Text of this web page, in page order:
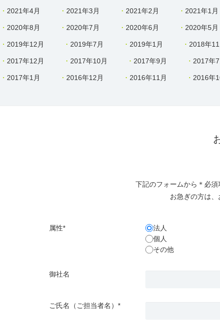
2021年4月 2021年3月 2021年2月 2021年1月
2020年8月 2020年7月 2020年6月 2020年5月
2019年12月 2019年7月 2019年1月 2018年
2017年12月 2017年10月 2017年9月 2017年
2017年1月 2016年12月 2016年11月 2016年
下記のフォームから＊必
お急ぎの方は
属性*
法人
個人
その他
御社名
ご氏名（ご担当者名）*